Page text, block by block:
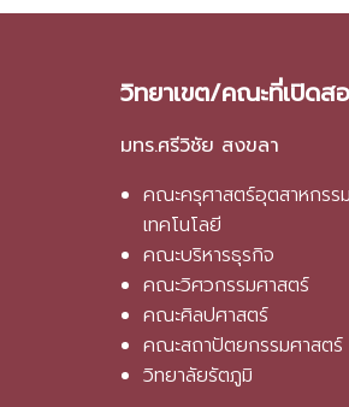
วิทยาเขต/คณะที่เปิดส
มทร.ศรีวิชัย สงขลา
คณะครุศาสตร์อุตสาหกรร
เทคโนโลยี
คณะบริหารธุรกิจ
คณะวิศวกรรมศาสตร์
คณะศิลปศาสตร์
คณะสถาปัตยกรรมศาสตร์
วิทยาลัยรัตภูมิ